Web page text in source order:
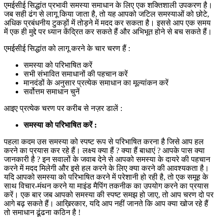
एमईसीई सिद्धांत प्रभावी समस्या समाधान के लिए एक शक्तिशाली उपकरण है।
जब सही ढंग से लागू किया जाता है, तो यह आपको जटिल समस्याओं को छोटे,
अधिक प्रबंधनीय टुकड़ों में तोड़ने में मदद कर सकता है। इससे आप एक समय
में एक ही मुद्दे पर ध्यान केंद्रित कर सकते हैं और अभिभूत होने से बच सकते हैं।
एमईसीई सिद्धांत को लागू करने के चार चरण हैं :
समस्या को परिभाषित करें
सभी संभावित समाधानों की पहचान करें
मानदंडों के अनुसार प्रत्येक समाधान का मूल्यांकन करें
सर्वोत्तम समाधान चुनें
आइए प्रत्येक चरण पर करीब से नज़र डालें :
समस्या को परिभाषित करें :
पहला कदम उस समस्या को स्पष्ट रूप से परिभाषित करना है जिसे आप हल
करने का प्रयास कर रहे हैं। लक्ष्य क्या हैं ? क्या हैं बाधाएं ? आपके पास क्या
जानकारी है ? इन सवालों के जवाब देने से आपको समस्या के दायरे की पहचान
करने में मदद मिलेगी और इसे हल करने के लिए क्या करने की आवश्यकता है।
यदि आपको समस्या को परिभाषित करने में परेशानी हो रही है, तो एक समूह के
साथ विचार-मंथन करने या माइंड मैपिंग तकनीक का उपयोग करने का प्रयास
करें। एक बार जब आपको समस्या की स्पष्ट समझ हो जाए, तो आप चरण दो पर
आगे बढ़ सकते हैं। आख़िरकार, यदि आप नहीं जानते कि आप क्या खोज रहे हैं
तो समाधान ढूंढना कठिन है !